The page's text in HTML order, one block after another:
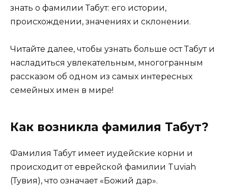
знать о фамилии Табут: его истории,
происхождении, значениях и склонении.
Читайте далее, чтобы узнать больше ост Табут и
насладиться увлекательным, многогранным
рассказом об одном из самых интересных
семейных имен в мире!
Как возникла фамилия Табут?
Фамилия Табут имеет иудейские корни и
происходит от еврейской фамилии Tuviah
(Тувия), что означает «Божий дар».